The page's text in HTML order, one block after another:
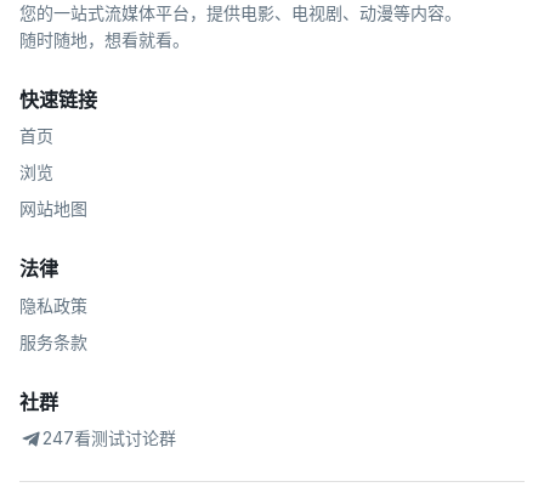
您的一站式流媒体平台，提供电影、电视剧、动漫等内容。
随时随地，想看就看。
快速链接
首页
浏览
网站地图
法律
隐私政策
服务条款
社群
247看测试讨论群